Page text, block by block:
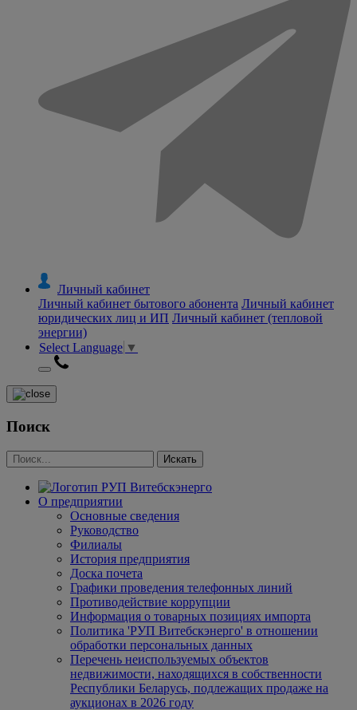
Личный кабинет
Личный кабинет бытового абонента Личный кабинет
юридических лиц и ИП Личный кабинет (тепловой
энергии)
Select Language ▼
Поиск
О предприятии
Основные сведения
Руководство
Филиалы
История предприятия
Доска почета
Графики проведения телефонных линий
Противодействие коррупции
Информация о товарных позициях импорта
Политика 'РУП Витебскэнерго' в отношении
обработки персональных данных
Перечень неиспользуемых объектов
недвижимости, находящихся в собственности
Республики Беларусь, подлежащих продаже на
аукционах в 2026 году